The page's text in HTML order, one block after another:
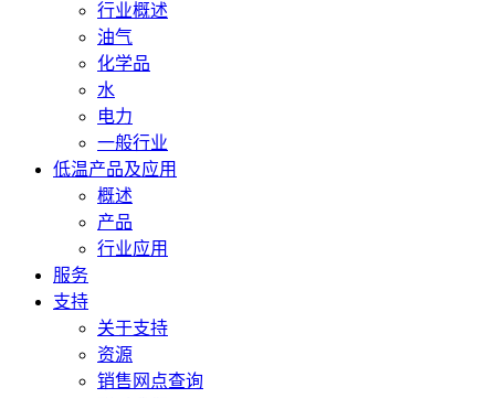
行业概述
油气
化学品
水
电力
一般行业
低温产品及应用
概述
产品
行业应用
服务
支持
关于支持
资源
销售网点查询